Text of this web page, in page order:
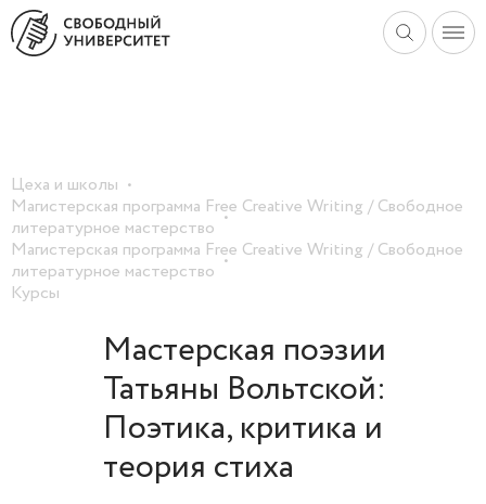
Цеха и школы
Магистерская программа Free Creative Writing / Свободное
литературное мастерство
Магистерская программа Free Creative Writing / Свободное
литературное мастерство
Курсы
Мастерская поэзии
Татьяны Вольтской:
Поэтика, критика и
теория стиха